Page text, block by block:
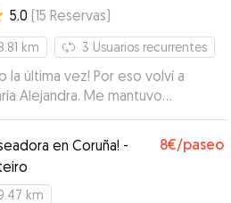
5.0 (15 Reservas)
km 3 Usuarios recurrentes
la última vez! Por eso volví a
Alejandra. Me mantuvo
volvió muy contento y eso
entre ellos. Contaremos
ocasiones”
en Coruña! -
8€/paseo
km